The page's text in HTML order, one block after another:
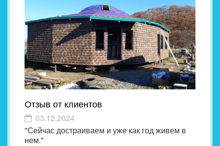
Отзыв от клиентов
03.12.2024
"Сейчас достраиваем и уже как год живем в
нем."